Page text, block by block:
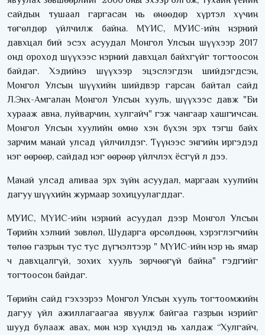
сайдын тушаал гаргасан нь өнөөдөр хүртэл хүчин
төгөлдөр үйлчилж байна. МҮИС, МУИС-ийн нэрний
давхцал бий эсэх асуудал Монгол Улсын шүүхээр 2017
онд ороход шүүхээс нэрний давхцал байхгүйг тогтоосон
байдаг. Хэдийнэ шүүхээр эцэслэгдэн шийдэгдсэн,
Монгол Улсын шүүхийн шийдвэр гарсан байтал сайд
Л.Энх-Амгалан Монгол Улсын хууль, шүүхээс давж "Би
хурааж авна, луйварчин, хулгайч" гэж чангаар хашгичсан.
Монгол Улсын хуулийн өмнө хэн бүхэн эрх тэгш байх
зарчим манай улсад үйлчилдэг. Түүнээс энгийн иргэдэд
нэг өөрөөр, сайдад нэг өөрөөр үйлчлэх ёсгүй л дээ.
Манай улсад аливаа эрх зүйн асуудал, маргаан хуулийн
дагуу шүүхийн журмаар зохицуулагддаг.
МУИС, МҮИС-ийн нэрний асуудал дээр Монгол Улсын
Төрийн хэлний зөвлөл, Шударга өрсөлдөөн, хэрэглэгчийн
төлөө газрын тус тус дүгнэлтээр " МҮИС-ийн нэр нь ямар
ч давхцалгүй, зохих хууль зөрчөөгүй байна" гэдгийг
тогтоосон байдаг.
Төрийн сайд гэхээрээ Монгол Улсын хууль тогтоомжийн
дагуу үйл ажиллагаагаа явуулж байгаа газрын нэрийг
шууд булааж авах, мөн нэр хүндэд нь халдаж “Хулгайч,